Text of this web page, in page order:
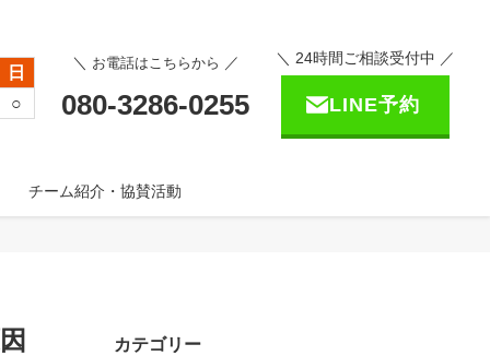
チーム紹介・協賛活動
日
○
＼ お電話はこちらから ／
080-3286-0255
＼ 24時間ご相談受付中 ／
LINE予約
カテゴリー